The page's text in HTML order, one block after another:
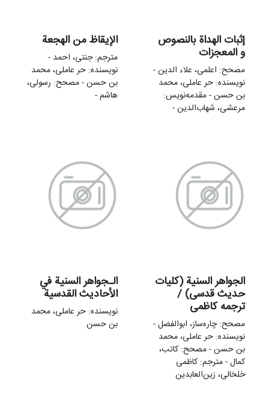
إثبات الهداة بالنصوص
و المعجزات
مصحح: اعلمی، علاء الدین -
نویسنده: حر عاملی، محمد
بن حسن - مقدمهنويس:
مرعشی، شهاب‌الدین -
الإيقاظ من الهجعة
مترجم: جنتی، احمد -
نویسنده: حر عاملی، محمد
بن حسن - مصحح: رسولی،
هاشم -
الجواهر السنية (کلیات
حدیث قدسی) /
ترجمه کاظمی
مصحح: چاره‌ساز، ابوالفضل -
نویسنده: حر عاملی، محمد
بن حسن - مصحح: کاتب،
کمال - مترجم: کاظمی
خلخالی، زین‌العابدین
الـجواهر السنیة في
الأحادیث القدسیة
نویسنده: حر عاملی، محمد
بن حسن